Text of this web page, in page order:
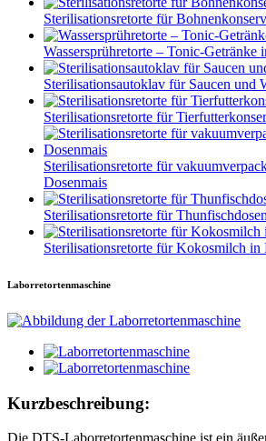
Sterilisationsretorte für
Wassersprühretorte – Tonic-Getränke
Sterilisationsautoklav für Saucen und
Sterilisationsretorte für
Sterilisationsretorte für
Dosenmais
Sterilisationsretorte für Thunfischdosen
Sterilisationsretorte für Kokosmilch in
Laborretortenmaschine
Kurzbeschreibung: